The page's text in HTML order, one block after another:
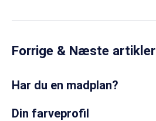
Forrige & Næste artikler
Har du en madplan?
Din farveprofil